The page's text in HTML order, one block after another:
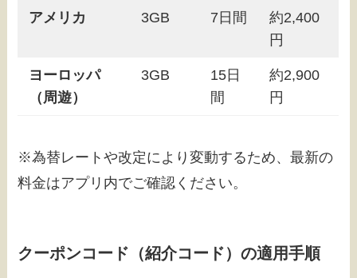
アメリカ 3GB 7日間
約2,400
円
ヨーロッパ
（周遊）
3GB
15日
間
約2,900
円
※為替レートや改定により変動するため、最新の
料金はアプリ内でご確認ください。
クーポンコード（紹介コード）の適用手順